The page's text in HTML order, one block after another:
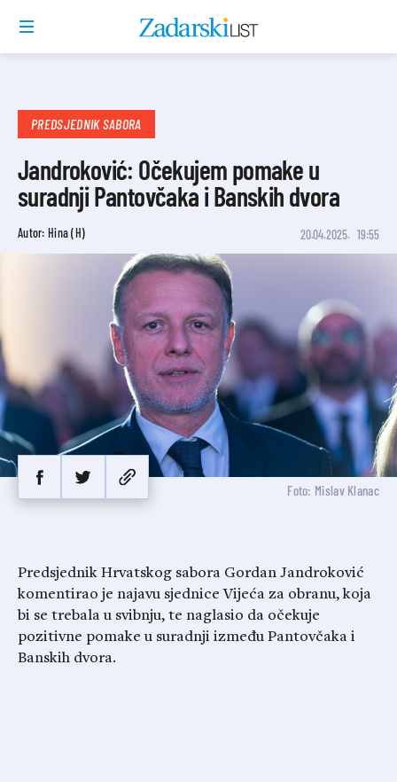
PREDSJEDNIK SABORA
Jandroković: Očekujem pomake u
suradnji Pantovčaka i Banskih dvora
Autor: Hina (H) 20.04.2025. 19:55
Foto: Mislav Klanac
Predsjednik Hrvatskog sabora Gordan Jandroković
komentirao je najavu sjednice Vijeća za obranu, koja
bi se trebala u svibnju, te naglasio da očekuje
pozitivne pomake u suradnji između Pantovčaka i
Banskih dvora.